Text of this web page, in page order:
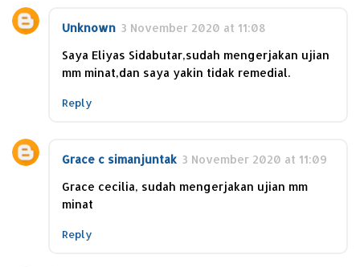
Unknown 3 November 2020 at 11:08
Saya Eliyas Sidabutar,sudah mengerjakan ujian
mm minat,dan saya yakin tidak remedial.
Reply
Grace c simanjuntak 3 November 2020 at 11:09
Grace cecilia, sudah mengerjakan ujian mm
minat
Reply